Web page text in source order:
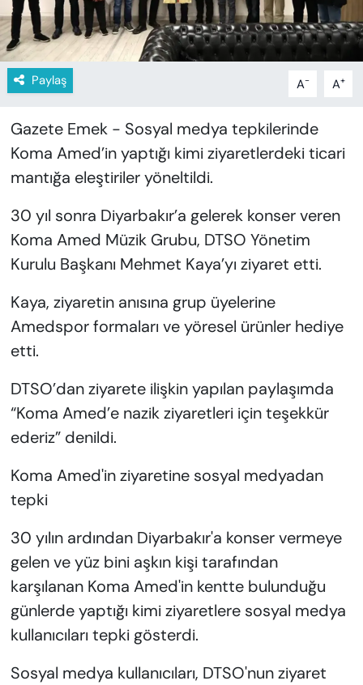
Paylaş A- A+
Gazete Emek - Sosyal medya tepkilerinde
Koma Amed’in yaptığı kimi ziyaretlerdeki ticari
mantığa eleştiriler yöneltildi.
30 yıl sonra Diyarbakır’a gelerek konser veren
Koma Amed Müzik Grubu, DTSO Yönetim
Kurulu Başkanı Mehmet Kaya’yı ziyaret etti.
Kaya, ziyaretin anısına grup üyelerine
Amedspor formaları ve yöresel ürünler hediye
etti.
DTSO’dan ziyarete ilişkin yapılan paylaşımda
“Koma Amed’e nazik ziyaretleri için teşekkür
ederiz” denildi.
Koma Amed'in ziyaretine sosyal medyadan
tepki
30 yılın ardından Diyarbakır'a konser vermeye
gelen ve yüz bini aşkın kişi tarafından
karşılanan Koma Amed'in kentte bulunduğu
günlerde yaptığı kimi ziyaretlere sosyal medya
kullanıcıları tepki gösterdi.
Sosyal medya kullanıcıları, DTSO'nun ziyaret
KÜLTÜR-SANAT
MAGAZİN
YAZAR KÖŞESİ
SİYASET
VAN VE DİYARBAKIR HABERLERİ